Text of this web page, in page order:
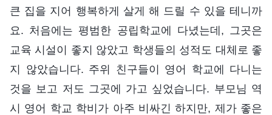
큰 집을 지어 행복하게 살게 해 드릴 수 있을 테니까
요. 처음에는 평범한 공립학교에 다녔는데, 그곳은
교육 시설이 좋지 않았고 학생들의 성적도 대체로 좋
지 않았습니다. 주위 친구들이 영어 학교에 다니는
것을 보고 저도 그곳에 가고 싶었습니다. 부모님 역
시 영어 학교 학비가 아주 비싸긴 하지만, 제가 좋은